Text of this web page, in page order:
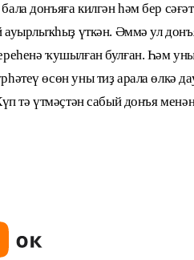
донъяға килгән һәм бер
ауырлыҡһыҙ үткән. Әммә ул
ҡушылған булған. Һәм
өсөн уны тиҙ арала өлкә
тә үтмәҫтән сабый донъя